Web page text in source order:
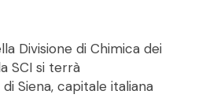
Divisione di Chimica dei
SCI si terrà
Siena, capitale italiana